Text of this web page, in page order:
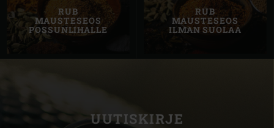
RUB
MAUSTESEOS
POSSUNLIHALLE
RUB
MAUSTESEOS
ILMAN SUOLAA
UUTISKIRJE